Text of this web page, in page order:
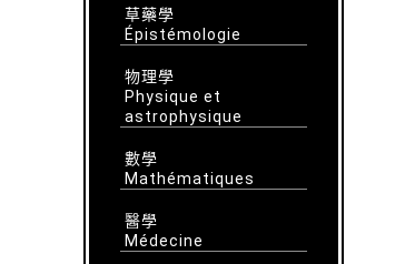
草藥學
Épistémologie
物理學
Physique et
astrophysique
數學
Mathématiques
醫學
Médecine